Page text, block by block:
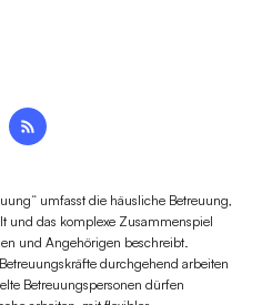
umfasst die häusliche Betreuung,
und das komplexe Zusammenspiel
und Angehörigen beschreibt.
durchgehend arbeiten
Betreuungspersonen dürfen